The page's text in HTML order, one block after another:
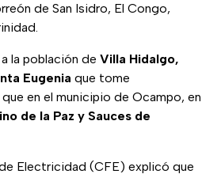
de San Isidro, El Congo,
la población de Villa Hidalgo,
Eugenia que tome
en el municipio de Ocampo, en
de la Paz y Sauces de
Electricidad (CFE) explicó que